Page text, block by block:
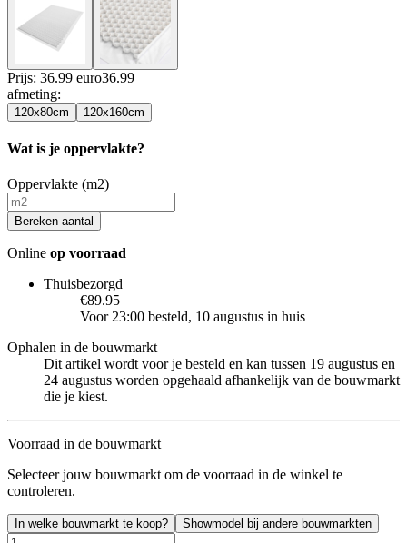
Prijs: 36.99 euro36.99
afmeting:
120x80cm 120x160cm
Wat is je oppervlakte?
Oppervlakte (m2)
Bereken aantal
Online op voorraad
Thuisbezorgd
€89.95
Voor 23:00 besteld, 10 augustus in huis
Ophalen in de bouwmarkt
Dit artikel wordt voor je besteld en kan tussen 19 augustus en
24 augustus worden opgehaald afhankelijk van de bouwmarkt
die je kiest.
Voorraad in de bouwmarkt
Selecteer jouw bouwmarkt om de voorraad in de winkel te
controleren.
In welke bouwmarkt te koop? Showmodel bij andere bouwmarkten